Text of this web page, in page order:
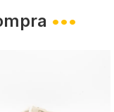
•••